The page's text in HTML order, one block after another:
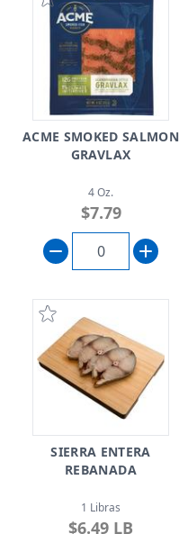
ACME SMOKED SALMON
GRAVLAX
4 Oz.
$7.79
SIERRA ENTERA
REBANADA
1 Libras
$6.49 LB